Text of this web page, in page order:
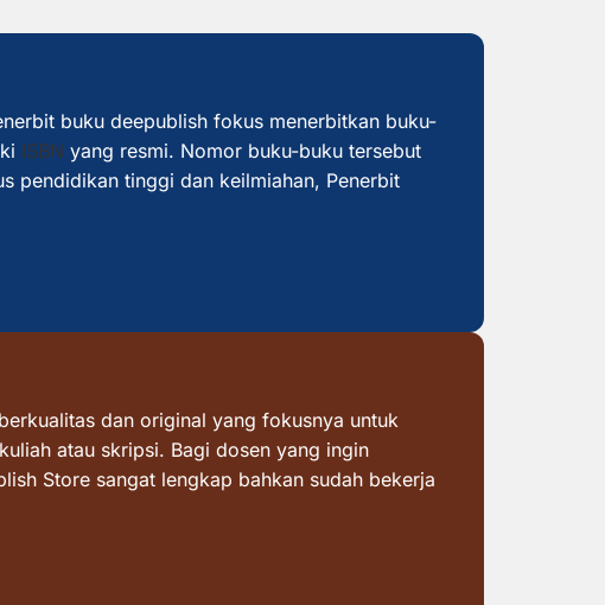
buku deepublish fokus menerbitkan buku-
ISBN yang resmi. Nomor buku-buku tersebut
pendidikan tinggi dan keilmiahan, Penerbit
dan original yang fokusnya untuk
atau skripsi. Bagi dosen yang ingin
Store sangat lengkap bahkan sudah bekerja